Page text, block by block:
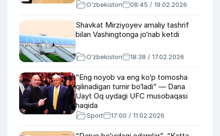
O‘zbekiston 08:45 / 19.02.2026
Shavkat Mirziyoyev amaliy tashrif
bilan Vashingtonga jo‘nab ketdi
O‘zbekiston 18:38 / 17.02.2026
“Eng noyob va eng ko‘p tomosha
qilinadigan turnir bo‘ladi” — Dana
Uayt Oq uydagi UFC musobaqasi
haqida
Sport 17:00 / 11.02.2026